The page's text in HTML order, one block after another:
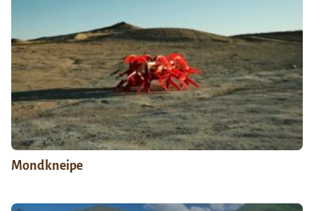
Mondkneipe